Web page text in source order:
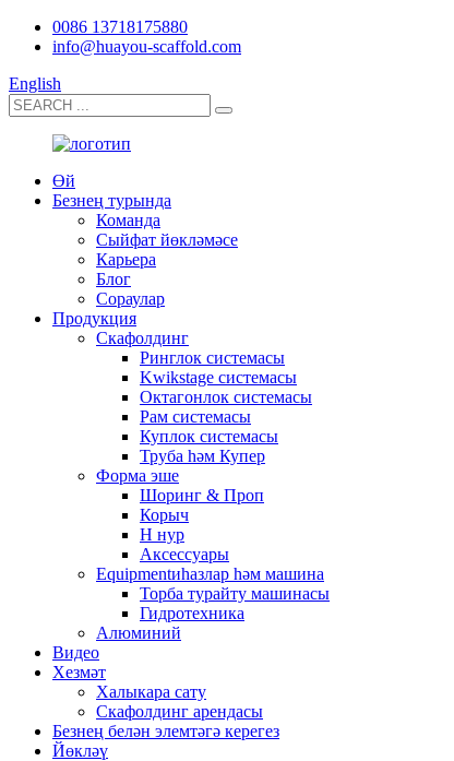
0086 13718175880
info@huayou-scaffold.com
English
Өй
Безнең турында
Команда
Сыйфат йөкләмәсе
Карьера
Блог
Сораулар
Продукция
Скафолдинг
Ринглок системасы
Kwikstage системасы
Октагонлок системасы
Рам системасы
Куплок системасы
Труба һәм Купер
Форма эше
Шоринг & Проп
Корыч
Н нур
Аксессуары
Equipmentиһазлар һәм машина
Торба турайту машинасы
Гидротехника
Алюминий
Видео
Хезмәт
Халыкара сату
Скафолдинг арендасы
Безнең белән элемтәгә керегез
Йөкләү